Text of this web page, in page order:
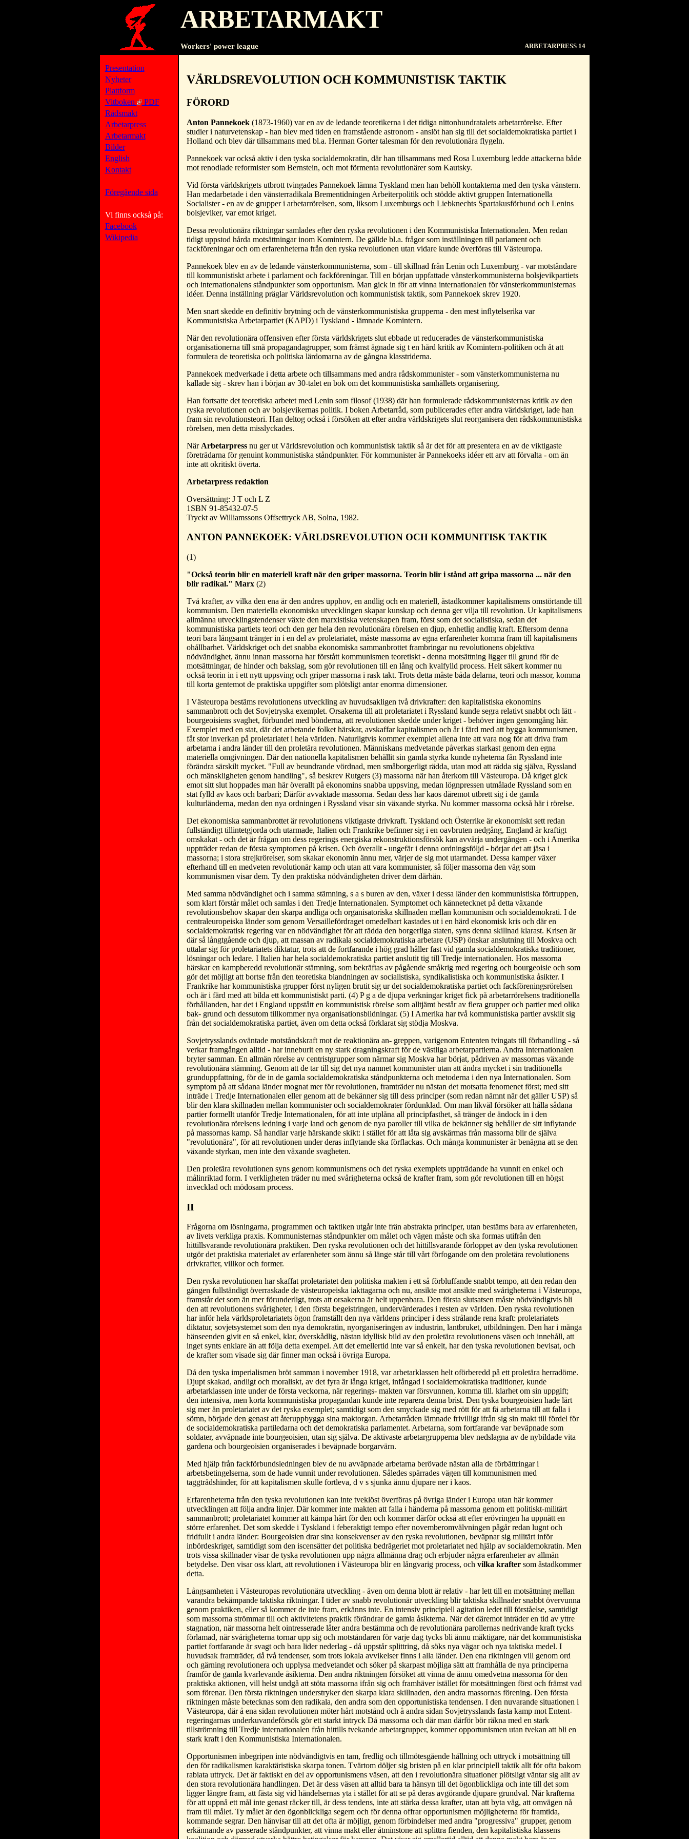
ARBETARMAKT
Workers' power league ARBETARPRESS 14
Presentation
Nyheter
Plattform
Vitboken
PDF
Rådsmakt
Arbetarpress
Arbetarmakt
Bilder
English
Kontakt
Föregående sida
Vi finns också på:
Facebook
Wikipedia
VÄRLDSREVOLUTION OCH KOMMUNISTISK TAKTIK
FÖRORD
Anton Pannekoek(1873-1960) var en av de ledande teoretikerna i det tidiga nittonhundratalets arbetarrörelse. Efter
studier i naturvetenskap - han blev med tiden en framstående astronom - anslöt han sig till det socialdemokratiska partiet i
Holland och blev där tillsammans med bl.a. Herman Gorter talesman för den revolutionära flygeln.
Pannekoek var också aktiv i den tyska socialdemokratin, där han tillsammans med Rosa Luxemburg ledde attackerna både
mot renodlade reformister som Bernstein, och mot förmenta revolutionärer som Kautsky.
Vid första världskrigets utbrott tvingades Pannekoek lämna Tyskland men han behöll kontakterna med den tyska vänstern.
Han medarbetade i den vänsterradikala Brementidningen Arbeiterpolitik och stödde aktivt gruppen Internationella
Socialister - en av de grupper i arbetarrörelsen, som, liksom Luxemburgs och Liebknechts Spartakusförbund och Lenins
bolsjeviker, var emot kriget.
Dessa revolutionära riktningar samlades efter den ryska revolutionen i den Kommunistiska Internationalen. Men redan
tidigt uppstod hårda motsättningar inom Komintern. De gällde bl.a. frågor som inställningen till parlament och
fackföreningar och om erfarenheterna från den ryska revolutionen utan vidare kunde överföras till Västeuropa.
Pannekoek blev en av de ledande vänsterkommunisterna, som - till skillnad från Lenin och Luxemburg - var motståndare
till kommunistiskt arbete i parlament och fackföreningar. Till en början uppfattade vänsterkommunisterna bolsjevikpartiets
och internationalens ståndpunkter som opportunism. Man gick in för att vinna internationalen för vänsterkommunisternas
idéer. Denna inställning präglar Världsrevolution och kommunistisk taktik, som Pannekoek skrev 1920.
Men snart skedde en definitiv brytning och de vänsterkommunistiska grupperna - den mest inflytelserika var
Kommunistiska Arbetarpartiet (KAPD) i Tyskland - lämnade Komintern.
När den revolutionära offensiven efter första världskrigets slut ebbade ut reducerades de vänsterkommunistiska
organisationerna till små propagandagrupper, som främst ägnade sig t en hård kritik av Komintern-politiken och åt att
formulera de teoretiska och politiska lärdomarna av de gångna klasstriderna.
Pannekoek medverkade i detta arbete och tillsammans med andra rådskommunister - som vänsterkommunisterna nu
kallade sig - skrev han i början av 30-talet en bok om det kommunistiska samhällets organisering.
Han fortsatte det teoretiska arbetet med Lenin som filosof (1938) där han formulerade rådskommunisternas kritik av den
ryska revolutionen och av bolsjevikernas politik. I boken Arbetarråd, som publicerades efter andra världskriget, lade han
fram sin revolutionsteori. Han deltog också i försöken att efter andra världskrigets slut reorganisera den rådskommunistiska
rörelsen, men detta misslyckades.
När Arbetarpress nu ger ut Världsrevolution och kommunistisk taktik så är det för att presentera en av de viktigaste
företrädarna för genuint kommunistiska ståndpunkter. För kommunister är Pannekoeks idéer ett arv att förvalta - om än
inte att okritiskt överta.
Arbetarpress redaktion
Oversättning: J T och L Z
1SBN 91-85432-07-5
Tryckt av Williamssons Offsettryck AB, Solna, 1982.
ANTON PANNEKOEK: VÄRLDSREVOLUTION OCH KOMMUNITISK TAKTIK
(1)
"Också teorin blir en materiell kraft när den griper massorna. Teorin blir i stånd att gripa massorna ... när den
blir radikal." Marx (2)
Två krafter, av vilka den ena är den andres upphov, en andlig och en materiell, åstadkommer kapitalismens omstörtande till
kommunism. Den materiella ekonomiska utvecklingen skapar kunskap och denna ger vilja till revolution. Ur kapitalismens
allmänna utvecklingstendenser växte den marxistiska vetenskapen fram, först som det socialistiska, sedan det
kommunistiska partiets teori och den ger hela den revolutionära rörelsen en djup, enhetlig andlig kraft. Eftersom denna
teori bara långsamt tränger in i en del av proletariatet, måste massorna av egna erfarenheter komma fram till kapitalismens
ohållbarhet. Världskriget och det snabba ekonomiska sammanbrottet frambringar nu revolutionens objektiva
nödvändighet, ännu innan massorna har förstått kommunismen teoretiskt - denna motsättning ligger till grund för de
motsättningar, de hinder och bakslag, som gör revolutionen till en lång och kvalfylld process. Helt säkert kommer nu
också teorin in i ett nytt uppsving och griper massorna i rask takt. Trots detta måste båda delarna, teori och massor, komma
till korta gentemot de praktiska uppgifter som plötsligt antar enorma dimensioner.
I Västeuropa bestäms revolutionens utveckling av huvudsakligen två drivkrafter: den kapitalistiska ekonomins
sammanbrott och det Sovjetryska exemplet. Orsakerna till att proletariatet i Ryssland kunde segra relativt snabbt och lätt -
bourgeoisiens svaghet, förbundet med bönderna, att revolutionen skedde under kriget - behöver ingen genomgång här.
Exemplet med en stat, där det arbetande folket härskar, avskaffar kapitalismen och år i färd med att bygga kommunismen,
fåt stor inverkan på proletariatet i hela världen. Naturligtvis kommer exemplet allena inte att vara nog för att driva fram
arbetarna i andra länder till den proletära revolutionen. Människans medvetande påverkas starkast genom den egna
materiella omgivningen. Där den nationella kapitalismen behållit sin gamla styrka kunde nyheterna fån Ryssland inte
förändra särskilt mycket. "Full av beundrande vördnad, men småborgerligt rädda, utan mod att rädda sig själva, Ryssland
och mänskligheten genom handling", så beskrev Rutgers (3) massorna när han återkom till Västeuropa. Då kriget gick
emot sitt slut hoppades man här överallt på ekonomins snabba uppsving, medan lögnpressen utmålade Ryssland som en
stat fylld av kaos och barbari; Därför avvaktade massorna. Sedan dess har kaos däremot utbrett sig i de gamla
kulturländerna, medan den nya ordningen i Ryssland visar sin växande styrka. Nu kommer massorna också här i rörelse.
Det ekonomiska sammanbrottet är revolutionens viktigaste drivkraft. Tyskland och Österrike är ekonomiskt sett redan
fullständigt tillintetgjorda och utarmade, Italien och Frankrike befinner sig i en oavbruten nedgång, England är kraftigt
omskakat - och det är frågan om dess regerings energiska rekonstruktionsförsök kan avvärja undergången - och i Amerika
uppträder redan de första symptomen på krisen. Och överallt - ungefär i denna ordningsföljd - börjar det att jäsa i
massorna; i stora strejkrörelser, som skakar ekonomin ännu mer, värjer de sig mot utarmandet. Dessa kamper växer
efterhand till en medveten revolutionär kamp och utan att vara kommunister, så följer massorna den väg som
kommunismen visar dem. Ty den praktiska nödvändigheten driver dem därhän.
Med samma nödvändighet och i samma stämning, s a s buren av den, växer i dessa länder den kommunistiska förtruppen,
som klart förstår målet och samlas i den Tredje Internationalen. Symptomet och kännetecknet på detta växande
revolutionsbehov skapar den skarpa andliga och organisatoriska skillnaden mellan kommunism och socialdemokrati. I de
centraleuropeiska länder som genom Versaillefördraget omedelbart kastades ut i en härd ekonomisk kris och där en
socialdemokratisk regering var en nödvändighet för att rädda den borgerliga staten, syns denna skillnad klarast. Krisen är
där så långtgående och djup, att massan av radikala socialdemokratiska arbetare (USP) önskar anslutning till Moskva och
uttalar sig för proletariatets diktatur, trots att de fortfarande i hög grad håller fast vid gamla socialdemokratiska traditioner,
lösningar och ledare. I Italien har hela socialdemokratiska partiet anslutit tig till Tredje internationalen. Hos massorna
härskar en kampberedd revolutionär stämning, som bekräftas av pågående småkrig med regering och bourgeoisie och som
gör det möjligt att bortse från den teoretiska blandningen av socialistiska, syndikalistiska och kommunistiska åsikter. I
Frankrike har kommunistiska grupper först nyligen brutit sig ur det socialdemokratiska partiet och fackföreningsrörelsen
och är i färd med att bilda ett kommunistiskt parti. (4) P g a de djupa verkningar kriget fick på arbetarrörelsens traditionella
förhållanden, har det i England uppstått en kommunistisk rörelse som alltjämt består av flera grupper och partier med olika
bak- grund och dessutom tillkommer nya organisationsbildningar. (5) I Amerika har två kommunistiska partier avskilt sig
från det socialdemokratiska partiet, även om detta också förklarat sig stödja Moskva.
Sovjetrysslands oväntade motståndskraft mot de reaktionära an- greppen, varigenom Ententen tvingats till förhandling - så
verkar framgången alltid - har inneburit en ny stark dragningskraft för de västliga arbetarpartierna. Andra Internationalen
bryter samman. En allmän rörelse av centristgrupper som närmar sig Moskva har börjat, pådriven av massornas växande
revolutionära stämning. Genom att de tar till sig det nya namnet kommunister utan att ändra mycket i sin traditionella
grunduppfattning, för de in de gamla socialdemokratiska ståndpunkterna och metoderna i den nya Internationalen. Som
symptom på att sådana länder mognat mer för revolutionen, framträder nu nästan det motsatta fenomenet först; med sitt
inträde i Tredje Internationalen eller genom att de bekänner sig till dess principer (som redan nämnt när det gäller USP) så
blir den klara skillnaden mellan kommunister och socialdemokrater fördunklad. Om man likväl försöker att hålla sådana
partier formellt utanför Tredje Internationalen, för att inte utplåna all principfasthet, så tränger de ändock in i den
revolutionära rörelsens ledning i varje land och genom de nya paroller till vilka de bekänner sig behåller de sitt inflytande
på massornas kamp. Så handlar varje härskande skikt: i stället för att låta sig avskärmas från massorna blir de själva
"revolutionära", för att revolutionen under deras inflytande ska förflackas. Och många kommunister är benägna att se den
växande styrkan, men inte den växande svagheten.
Den proletära revolutionen syns genom kommunismens och det ryska exemplets uppträdande ha vunnit en enkel och
målinriktad form. I verkligheten träder nu med svårigheterna också de krafter fram, som gör revolutionen till en högst
invecklad och mödosam process.
II
Frågorna om lösningarna, programmen och taktiken utgår inte frän abstrakta principer, utan bestäms bara av erfarenheten,
av livets verkliga praxis. Kommunisternas ståndpunkter om målet och vägen måste och ska formas utifrån den
hittillsvarande revolutionära praktiken. Den ryska revolutionen och det hittillsvarande förloppet av den tyska revolutionen
utgör det praktiska materialet av erfarenheter som ännu så länge står till vårt förfogande om den proletära revolutionens
drivkrafter, villkor och former.
Den ryska revolutionen har skaffat proletariatet den politiska makten i ett så förbluffande snabbt tempo, att den redan den
gången fullständigt överraskade de västeuropeiska iakttagarna och nu, ansikte mot ansikte med svårigheterna i Västeuropa,
framstår det som än mer förunderligt, trots att orsakerna är helt uppenbara. Den första slutsatsen måste nödvändigtvis bli
den att revolutionens svårigheter, i den första begeistringen, undervärderades i resten av världen. Den ryska revolutionen
har inför hela världsproletariatets ögon framställt den nya världens principer i dess strålande rena kraft: proletariatets
diktatur, sovjetsystemet som den nya demokratin, nyorganiseringen av industrin, lantbruket, utbildningen. Den har i många
hänseenden givit en så enkel, klar, överskådlig, nästan idyllisk bild av den proletära revolutionens väsen och innehåll, att
inget synts enklare än att följa detta exempel. Att det emellertid inte var så enkelt, har den tyska revolutionen bevisat, och
de krafter som visade sig där finner man också i övriga Europa.
Då den tyska imperialismen bröt samman i november 1918, var arbetarklassen helt oförberedd på ett proletära herradöme.
Djupt skakad, andligt och moraliskt, av det fyra är långa kriget, infångad i socialdemokratiska traditioner, kunde
arbetarklassen inte under de första veckorna, när regerings- makten var försvunnen, komma till. klarhet om sin uppgift;
den intensiva, men korta kommunistiska propagandan kunde inte reparera denna brist. Den tyska bourgeoisien hade lärt
sig mer än proletariatet av det ryska exemplet; samtidigt som den smyckade sig med rött för att fä arbetarna till att falla i
sömn, började den genast att återuppbygga sina maktorgan. Arbetarråden lämnade frivilligt ifrån sig sin makt till fördel för
de socialdemokratiska partiledarna och det demokratiska parlamentet. Arbetarna, som fortfarande var beväpnade som
soldater, avväpnade inte bourgeoisien, utan sig själva. De aktivaste arbetargrupperna blev nedslagna av de nybildade vita
gardena och bourgeoisien organiserades i beväpnade borgarvärn.
Med hjälp från fackförbundsledningen blev de nu avväpnade arbetarna berövade nästan alla de förbättringar i
arbetsbetingelserna, som de hade vunnit under revolutionen. Således spärrades vägen till kommunismen med
taggtrådshinder, för att kapitalismen skulle fortleva, d v s sjunka ännu djupare ner i kaos.
Erfarenheterna från den tyska revolutionen kan inte tveklöst överföras på övriga länder i Europa utan här kommer
utvecklingen att följa andra linjer. Där kommer inte makten att falla i händerna på massorna genom ett politiskt-militärt
sammanbrott; proletariatet kommer att kämpa hårt för den och kommer därför också att efter erövringen ha uppnått en
större erfarenhet. Det som skedde i Tyskland i feberaktigt tempo efter novemberomvälvningen pågår redan lugnt och
fridfullt i andra länder: Bourgeoisien drar sina konsekvenser av den ryska revolutionen, beväpnar sig militärt inför
inbördeskriget, samtidigt som den iscensätter det politiska bedrägeriet mot proletariatet ned hjälp av socialdemokratin. Men
trots vissa skillnader visar de tyska revolutionen upp några allmänna drag och erbjuder några erfarenheter av allmän
betydelse. Den visar oss klart, att revolutionen i Västeuropa blir en långvarig process, och vilka krafter som åstadkommer
detta.
Långsamheten i Västeuropas revolutionära utveckling - även om denna blott är relativ - har lett till en motsättning mellan
varandra bekämpande taktiska riktningar. I tider av snabb revolutionär utveckling blir taktiska skillnader snabbt övervunna
genom praktiken, eller så kommer de inte fram, erkänns inte. En intensiv principiell agitation ledet till förståelse, samtidigt
som massorna strömmar till och aktivitetens praktik förändrar de gamla åsikterna. När det däremot inträder en tid av yttre
stagnation, när massorna helt ointresserade låter andra bestämma och de revolutionära parollernas nedrivande kraft tycks
förlamad, när svårigheterna tornar upp sig och motståndaren för varje dag tycks bli ännu mäktigare, när det kommunistiska
partiet fortfarande är svagt och bara lider nederlag - då uppstår splittring, då söks nya vägar och nya taktiska medel. I
huvudsak framträder, då två tendenser, som trots lokala avvikelser finns i alla länder. Den ena riktningen vill genom ord
och gärning revolutionera och upplysa medvetandet och söker på skarpast möjliga sätt att framhålla de nya principerna
framför de gamla kvarlevande åsikterna. Den andra riktningen försöket att vinna de ännu omedvetna massorna för den
praktiska aktionen, vill helst undgå att stöta massorna ifrån sig och framhäver istället för motsättningen först och främst vad
som förenar. Den första riktningen understryker den skarpa klara skillnaden, den andra massornas förening. Den första
riktningen måste betecknas som den radikala, den andra som den opportunistiska tendensen. I den nuvarande situationen i
Västeuropa, där å ena sidan revolutionen möter hårt motstånd och å andra sidan Sovjetrysslands fasta kamp mot Entent-
regeringarnas underkuvandeförsök gör ett starkt intryck Då massorna och där man därför bör räkna med en stark
tillströmning till Tredje internationalen från hittills tvekande arbetargrupper, kommer opportunismen utan tvekan att bli en
stark kraft i den Kommunistiska Internationalen.
Opportunismen inbegripen inte nödvändigtvis en tam, fredlig och tillmötesgående hållning och uttryck i motsättning till
den för radikalismen karaktäristiska skarpa tonen. Tvärtom döljer sig bristen på en klar principiell taktik allt för ofta bakom
rabiata uttryck. Det är faktiskt en del av opportunismens väsen, att den i revolutionära situationer plötsligt väntar sig allt av
den stora revolutionära handlingen. Det är dess väsen att alltid bara ta hänsyn till det ögonblickliga och inte till det som
ligger längre fram, att fästa sig vid händelsernas yta i stället för att se på deras avgörande djupare grundval. När krafterna
för att uppnå ett mål inte genast räcker till, är dess tendens, inte att stärka dessa krafter, utan att byta väg, att omvägen nå
fram till målet. Ty målet är den ögonblickliga segern och för denna offrar opportunismen möjligheterna för framtida,
kommande segrar. Den hänvisar till att det ofta är möjligt, genom förbindelser med andra "progressiva" grupper, genom
erkännande av passerade ståndpunkter, att vinna makt eller åtminstone att splittra fienden, den kapitalistiska klassens